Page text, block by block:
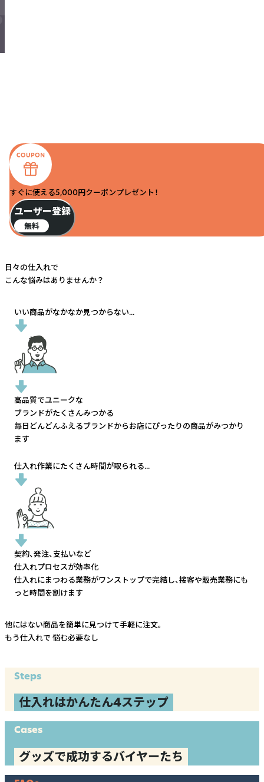
すぐに使える5,000円クーポンプレゼント！
ユーザー登録
無料
日々の仕入れで
こんな悩みはありませんか？
いい商品がなかなか見つからない...
高品質でユニークな
ブランドがたくさんみつかる
毎日どんどんふえるブランドからお店にぴったりの商品がみつかり
ます
仕入れ作業にたくさん時間が取られる...
契約、発注、支払いなど
仕入れプロセスが効率化
仕入れにまつわる業務がワンストップで完結し、接客や販売業務にも
っと時間を割けます
他にはない商品を簡単に見つけて手軽に注文。
もう仕入れで 悩む必要なし
Steps
仕入れはかんたん4ステップ
Cases
グッズで成功するバイヤーたち